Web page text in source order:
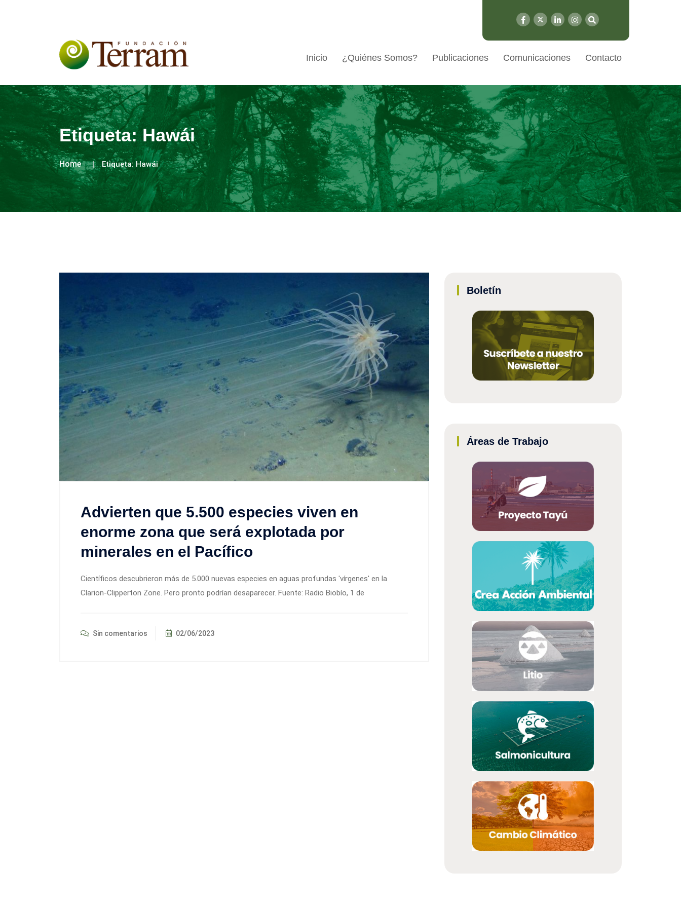
Inicio ¿Quiénes Somos? Publicaciones Comunicaciones Contacto
Etiqueta:Hawái
Home Etiqueta:Hawái
Advierten que 5.500 especies viven en
enorme zona que será explotada por
minerales en el Pacífico
Científicos descubrieron más de 5.000 nuevas especies en aguas profundas 'vírgenes' en la
Clarion-Clipperton Zone. Pero pronto podrían desaparecer. Fuente: Radio Biobío, 1 de
Sin comentarios 02/06/2023
Boletín
Áreas de Trabajo